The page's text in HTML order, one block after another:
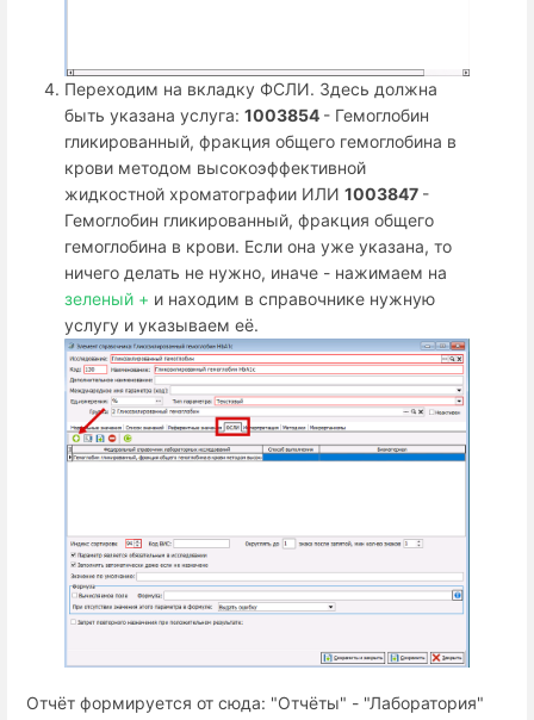
Переходим на вкладку ФСЛИ. Здесь должна
быть указана услуга: 1003854 - Гемоглобин
гликированный, фракция общего гемоглобина в
крови методом высокоэффективной
жидкостной хроматографии ИЛИ 1003847 -
Гемоглобин гликированный, фракция общего
гемоглобина в крови. Если она уже указана, то
ничего делать не нужно, иначе - нажимаем на
зеленый + и находим в справочнике нужную
услугу и указываем её.
Отчёт формируется от сюда: "Отчёты" - "Лаборатория"